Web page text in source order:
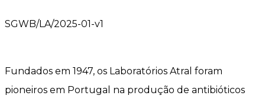
SGWB/LA/2025-01-v1
Fundados em 1947, os Laboratórios Atral foram
pioneiros em Portugal na produção de antibióticos